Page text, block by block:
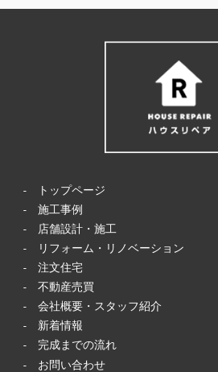
-
トップページ
-施工事例
-
店舗設計・施工
-
リフォーム・リノベーション
-注文住宅
-不動産売買
-会社概要・スタッフ紹介
- 新着情報
- 完成までの流れ
- お問い合わせ